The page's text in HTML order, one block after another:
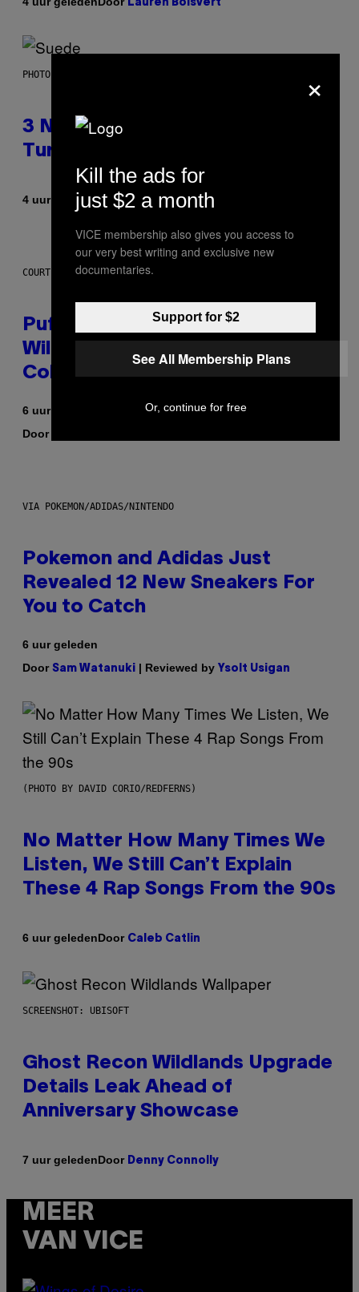
Lauren Boisvert
PHOTO BY NIELS VAN IPEREN/GETTY IMAGES
3 No-Skip Britpop Albums
Turning 30 This Year
4 uur geledenDoorDan Milam
COURTESY OF PUFFCO
Puffco Went Full Gamer With Its
Wild New Plasma Peak Pro
Colorway
6 uur geleden
Door
VIA POKEMON/ADIDAS/NINTENDO
Pokemon and Adidas Just
Revealed 12 New Sneakers For
You to Catch
6 uur geleden
Door Sam Watanuki | Reviewed by Ysolt Usigan
(PHOTO BY DAVID CORIO/REDFERNS)
No Matter How Many Times We
Listen, We Still Can’t Explain
These 4 Rap Songs From the 90s
6 uur geledenDoor Caleb Catlin
SCREENSHOT: UBISOFT
Ghost Recon Wildlands Upgrade
Details Leak Ahead of
Anniversary Showcase
7 uur geledenDoor Denny Connolly
MEER
VAN VICE
×
Kill the ads for
just $2 a month
VICE membership also gives you access to
our very best writing and exclusive new
documentaries.
Support for $2
See All Membership Plans
Or, continue for free